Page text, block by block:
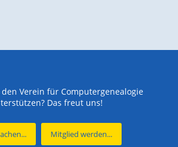
Verein für Computergenealogie
Das freut uns!
Mitglied werden...